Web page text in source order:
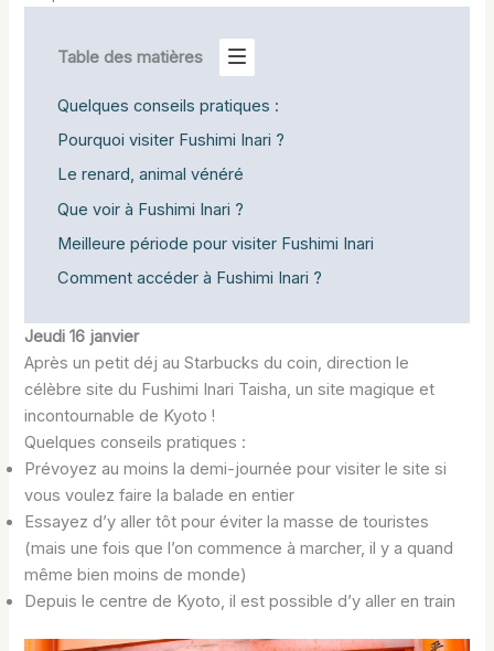
Table des matières
Quelques conseils pratiques :
Pourquoi visiter Fushimi Inari ?
Le renard, animal vénéré
Que voir à Fushimi Inari ?
Meilleure période pour visiter Fushimi Inari
Comment accéder à Fushimi Inari ?
Jeudi 16 janvier
Après un petit déj au Starbucks du coin, direction le
célèbre site du Fushimi Inari Taisha, un site magique et
incontournable de Kyoto !
Quelques conseils pratiques :
Prévoyez au moins la demi-journée pour visiter le site si
vous voulez faire la balade en entier
Essayez d’y aller tôt pour éviter la masse de touristes
(mais une fois que l’on commence à marcher, il y a quand
même bien moins de monde)
Depuis le centre de Kyoto, il est possible d’y aller en train